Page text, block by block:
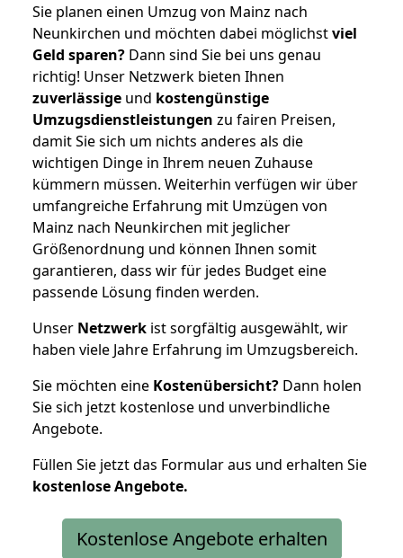
Sie planen einen Umzug von Mainz nach
Neunkirchen und möchten dabei möglichstviel
Geld sparen? Dann sind Sie bei uns genau
richtig! Unser Netzwerk bieten Ihnen
zuverlässige und kostengünstige
Umzugsdienstleistungen zu fairen Preisen,
damit Sie sich um nichts anderes als die
wichtigen Dinge in Ihrem neuen Zuhause
kümmern müssen. Weiterhin verfügen wir über
umfangreiche Erfahrung mit Umzügen von
Mainz nach Neunkirchen mit jeglicher
Größenordnung und können Ihnen somit
garantieren, dass wir für jedes Budget eine
passende Lösung finden werden.
Unser Netzwerk ist sorgfältig ausgewählt, wir
haben viele Jahre Erfahrung im Umzugsbereich.
Sie möchten eine Kostenübersicht? Dann holen
Sie sich jetzt kostenlose und unverbindliche
Angebote.
Füllen Sie jetzt das Formular aus und erhalten Sie
kostenloseAngebote.
Kostenlose Angebote erhalten